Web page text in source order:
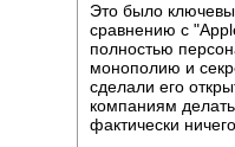
Это было
сравнению с
полностью
монополию и
сделали его
компаниям
фактически